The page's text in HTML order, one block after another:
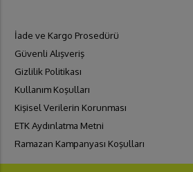
İade ve Kargo Prosedürü
Güvenli Alışveriş
Gizlilik Politikası
Kullanım Koşulları
Kişisel Verilerin Korunması
ETK Aydınlatma Metni
Ramazan Kampanyası Koşulları